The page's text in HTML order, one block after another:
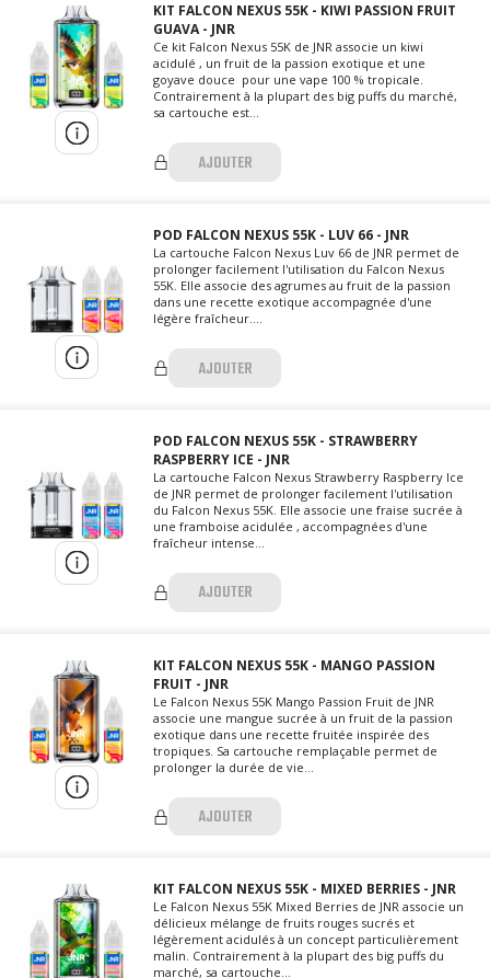
KIT FALCON NEXUS 55K - KIWI PASSION FRUIT
GUAVA - JNR
Ce kit Falcon Nexus 55K de JNR associe un kiwi
acidulé , un fruit de la passion exotique et une
goyave douce pour une vape 100 % tropicale.
Contrairement à la plupart des big puffs du marché,
sa cartouche est...
AJOUTER
POD FALCON NEXUS 55K - LUV 66 - JNR
La cartouche Falcon Nexus Luv 66 de JNR permet de
prolonger facilement l'utilisation du Falcon Nexus
55K. Elle associe des agrumes au fruit de la passion
dans une recette exotique accompagnée d'une
légère fraîcheur....
AJOUTER
POD FALCON NEXUS 55K - STRAWBERRY
RASPBERRY ICE - JNR
La cartouche Falcon Nexus Strawberry Raspberry Ice
de JNR permet de prolonger facilement l'utilisation
du Falcon Nexus 55K. Elle associe une fraise sucrée à
une framboise acidulée , accompagnées d'une
fraîcheur intense...
AJOUTER
KIT FALCON NEXUS 55K - MANGO PASSION
FRUIT - JNR
Le Falcon Nexus 55K Mango Passion Fruit de JNR
associe une mangue sucrée à un fruit de la passion
exotique dans une recette fruitée inspirée des
tropiques. Sa cartouche remplaçable permet de
prolonger la durée de vie...
AJOUTER
KIT FALCON NEXUS 55K - MIXED BERRIES - JNR
Le Falcon Nexus 55K Mixed Berries de JNR associe un
délicieux mélange de fruits rouges sucrés et
légèrement acidulés à un concept particulièrement
malin. Contrairement à la plupart des big puffs du
marché, sa cartouche...